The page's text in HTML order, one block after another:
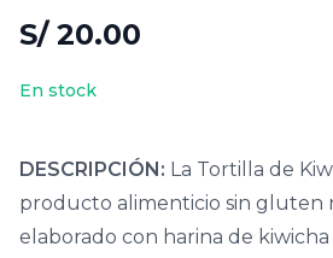
S/ 20.00
En stock
DESCRIPCIÓN: La Tortilla de
producto alimenticio sin gluten
elaborado con harina de